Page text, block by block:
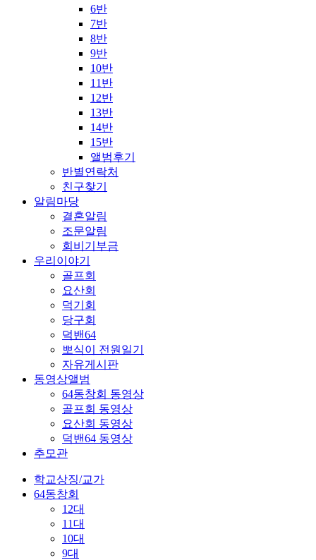
6반
7반
8반
9반
10반
11반
12반
13반
14반
15반
앨범후기
반별연락처
친구찾기
알림마당
결혼알림
조문알림
회비기부금
우리이야기
골프회
요산회
덕기회
당구회
덕밴64
뽀식이 전원일기
자유게시판
동영상앨범
64동창회 동영상
골프회 동영상
요산회 동영상
덕밴64 동영상
추모관
학교상징/교가
64동창회
12대
11대
10대
9대